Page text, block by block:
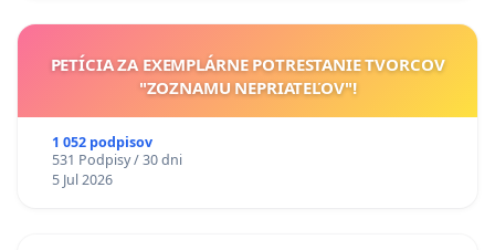
PETÍCIA ZA EXEMPLÁRNE POTRESTANIE TVORCOV
"ZOZNAMU NEPRIATEĽOV"!
1 052 podpisov
531 Podpisy / 30 dni
5 Jul 2026